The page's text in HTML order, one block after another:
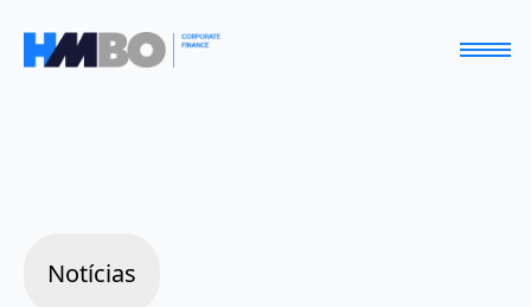
Notícias